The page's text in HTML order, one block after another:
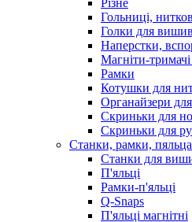
Гольниці,
Голки для
Наперстки,
Магніти-
Рамки
Котушки для
Органайзери
Скриньки для
Скриньки для
Станки, рамки, пяльца
Станки для
П'яльці
Рамки-п'яльці
Q-Snaps
П'яльці магнітні